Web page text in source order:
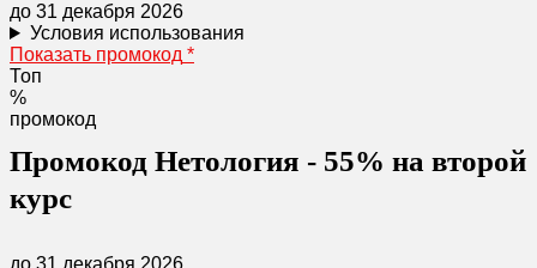
до 31 декабря 2026
Условия использования
Показать промокод *
Топ
%
промокод
Промокод Нетология - 55% на второй
курс
до 31 декабря 2026